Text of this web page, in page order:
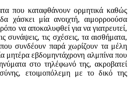
που καταφθάνουν ορμητικά καθώς
χάσκει μία ανοιχτή, αιμορροούσα
να αποκαλυφθεί για να γιατρευτεί,
συνάψεις, τις σχέσεις, τα αισθήματα,
που συνδέουν παρά χωρίζουν τα μέλη
μητέρα εβδομηντάχρονη αλμπίνα που
στο τηλέφωνό της, ακροβατεί
ετοιμοπόλεμη με το δικό της